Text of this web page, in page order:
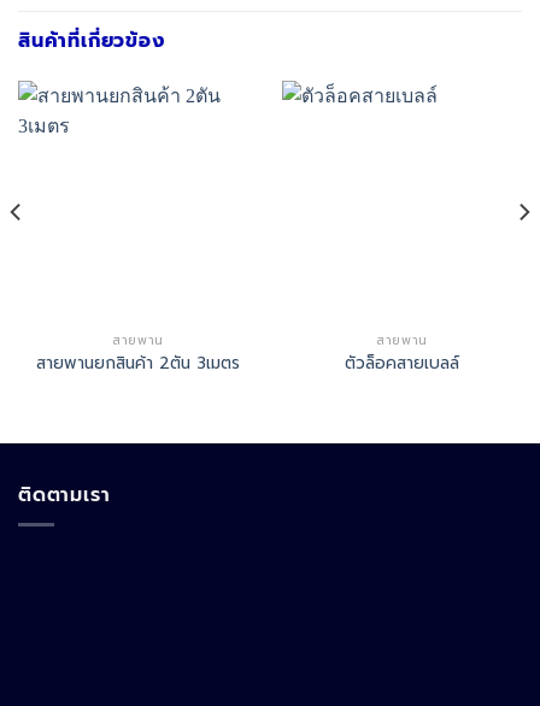
สินค้าที่เกี่ยวข้อง
สายพาน
สายพานยกสินค้า 2ตัน 3เมตร
สายพาน
ตัวล็อคสายเบลล์
ติดตามเรา